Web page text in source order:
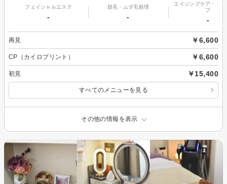
フェイシャルエステ
-
脱毛・ムダ毛処理
-
エイジングケア・リ
プ
-
再見 ￥6,600
CP（カイロプリント） ￥6,600
初見 ￥15,400
すべてのメニューを見る
その他の情報を表示